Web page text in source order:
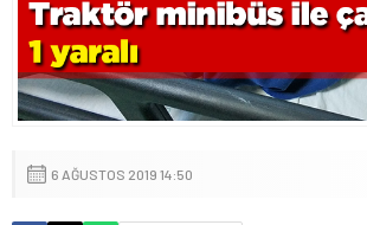
6 AĞUSTOS 2019 14:50